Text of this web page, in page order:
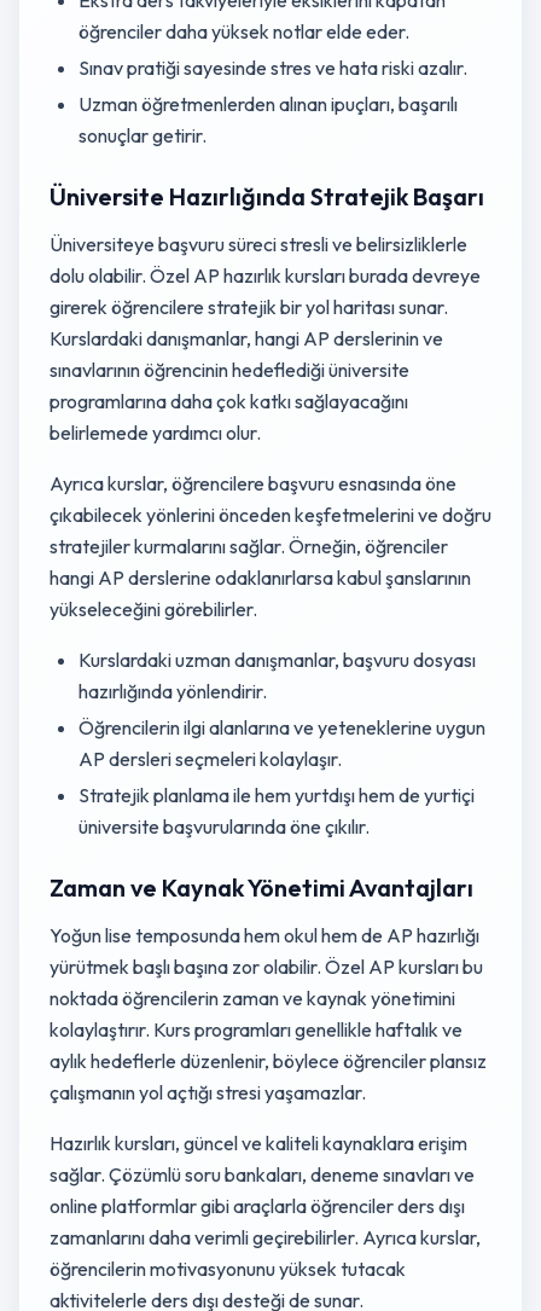
öğrenciler daha yüksek notlar elde eder.
Sınav pratiği sayesinde stres ve hata riski azalır.
Uzman öğretmenlerden alınan ipuçları, başarılı
sonuçlar getirir.
Üniversite Hazırlığında Stratejik Başarı
Üniversiteye başvuru süreci stresli ve belirsizliklerle
dolu olabilir. Özel AP hazırlık kursları burada devreye
girerek öğrencilere stratejik bir yol haritası sunar.
Kurslardaki danışmanlar, hangi AP derslerinin ve
sınavlarının öğrencinin hedeflediği üniversite
programlarına daha çok katkı sağlayacağını
belirlemede yardımcı olur.
Ayrıca kurslar, öğrencilere başvuru esnasında öne
çıkabilecek yönlerini önceden keşfetmelerini ve doğru
stratejiler kurmalarını sağlar. Örneğin, öğrenciler
hangi AP derslerine odaklanırlarsa kabul şanslarının
yükseleceğini görebilirler.
Kurslardaki uzman danışmanlar, başvuru dosyası
hazırlığında yönlendirir.
Öğrencilerin ilgi alanlarına ve yeteneklerine uygun
AP dersleri seçmeleri kolaylaşır.
Stratejik planlama ile hem yurtdışı hem de yurtiçi
üniversite başvurularında öne çıkılır.
Zaman ve Kaynak Yönetimi Avantajları
Yoğun lise temposunda hem okul hem de AP hazırlığı
yürütmek başlı başına zor olabilir. Özel AP kursları bu
noktada öğrencilerin zaman ve kaynak yönetimini
kolaylaştırır. Kurs programları genellikle haftalık ve
aylık hedeflerle düzenlenir, böylece öğrenciler plansız
çalışmanın yol açtığı stresi yaşamazlar.
Hazırlık kursları, güncel ve kaliteli kaynaklara erişim
sağlar. Çözümlü soru bankaları, deneme sınavları ve
online platformlar gibi araçlarla öğrenciler ders dışı
zamanlarını daha verimli geçirebilirler. Ayrıca kurslar,
öğrencilerin motivasyonunu yüksek tutacak
aktivitelerle ders dışı desteği de sunar.